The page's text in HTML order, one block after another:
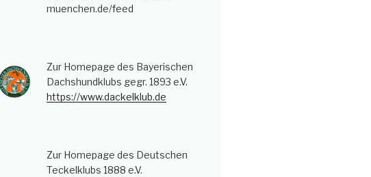
muenchen.de/feed
Zur Homepage des Bayerischen
Dachshundklubs gegr. 1893 e.V.
https://www.dackelklub.de
Zur Homepage des Deutschen
Teckelklubs 1888 e.V.